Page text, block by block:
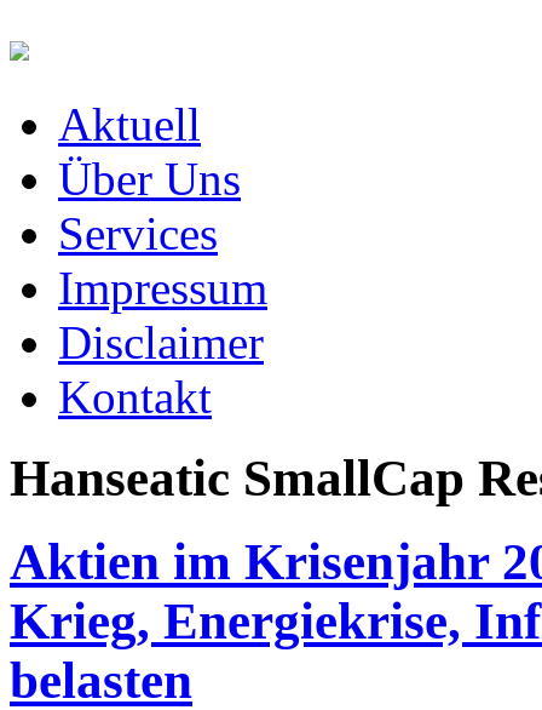
Aktuell
Über Uns
Services
Impressum
Disclaimer
Kontakt
Hanseatic SmallCap
Aktien im Krisenjahr
Krieg, Energiekrise,
belasten